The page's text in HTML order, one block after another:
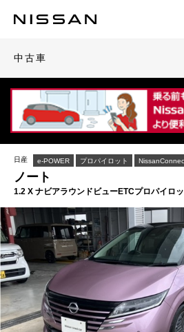
中古車
日産 e-POWER プロパイロット
ノート
1.2 X ナビアラウンドビューETCプロパイロ